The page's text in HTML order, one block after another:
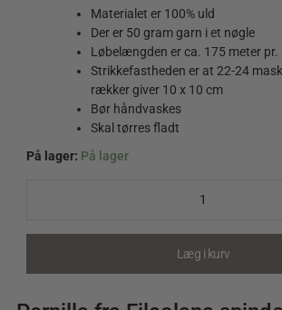
Materialet er 100% uld
Der er 50 gram garn i et nøgle
Løbelængden er ca. 175 meter pr.
Strikkefastheden er at 22-24
rækker giver 10 x 10 cm
Bør håndvaskes
Skal tørres fladt
På lager: På lager
Pernilla
Læg i kurv